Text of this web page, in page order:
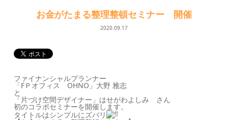
お金がたまる整理整頓セミナー 開催
2020.09.17
ファイナンシャルプランナー
「FＰオフィス OHNO」大野 雅志
と
「片づけ空間デザイナー」はせがわよしみ さん
初のコラボセミナーを開催します。
タイトルはシンプルにズバリ